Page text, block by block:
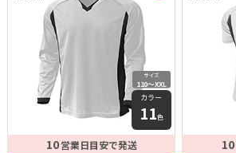
サイズ
110〜XXL
カラー
11色
10営業日目安で発送
10